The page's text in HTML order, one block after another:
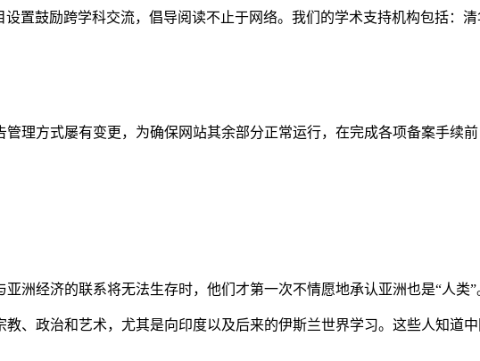
置鼓励跨学科交流，倡导阅读不止于网络。我们的学术支持机构包括：
理方式屡有变更，为确保网站其余部分正常运行，在完成各项备案手续
洲经济的联系将无法生存时，他们才第一次不情愿地承认亚洲也是“人类”
、政治和艺术，尤其是向印度以及后来的伊斯兰世界学习。这些人知道